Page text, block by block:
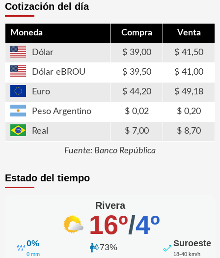
Cotización del día
Moneda Compra Venta
Dólar 39,00 41,50
Dólar eBROU 39,50 41,00
Euro 44,20 49,18
Peso Argentino 0,02 0,20
Real 7,00 8,70
Fuente: Banco República
Estado del tiempo
Rivera
16º/4º
0%
0 mm
73% Suroeste
18-40 km/h